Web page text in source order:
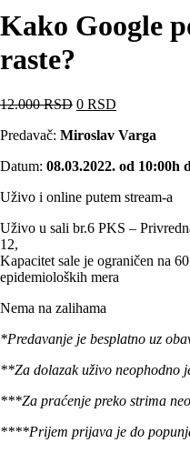
Kako Google
raste?
12.000RSD 0 RSD
Predavač: Miroslav Varga
Datum: 08.03.2022. od 10:00h
Uživo i online putem stream-a
Uživo u sali br.6 PKS –
12,
Kapacitet sale je ograničen na
epidemioloških mera
Nema na zalihama
*Predavanje je besplatno uz
**Za dolazak uživo neophodno
***Za praćenje preko strima
****Prijem prijava je do